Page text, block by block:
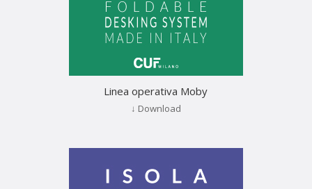
Linea operativa Moby
↓ Download